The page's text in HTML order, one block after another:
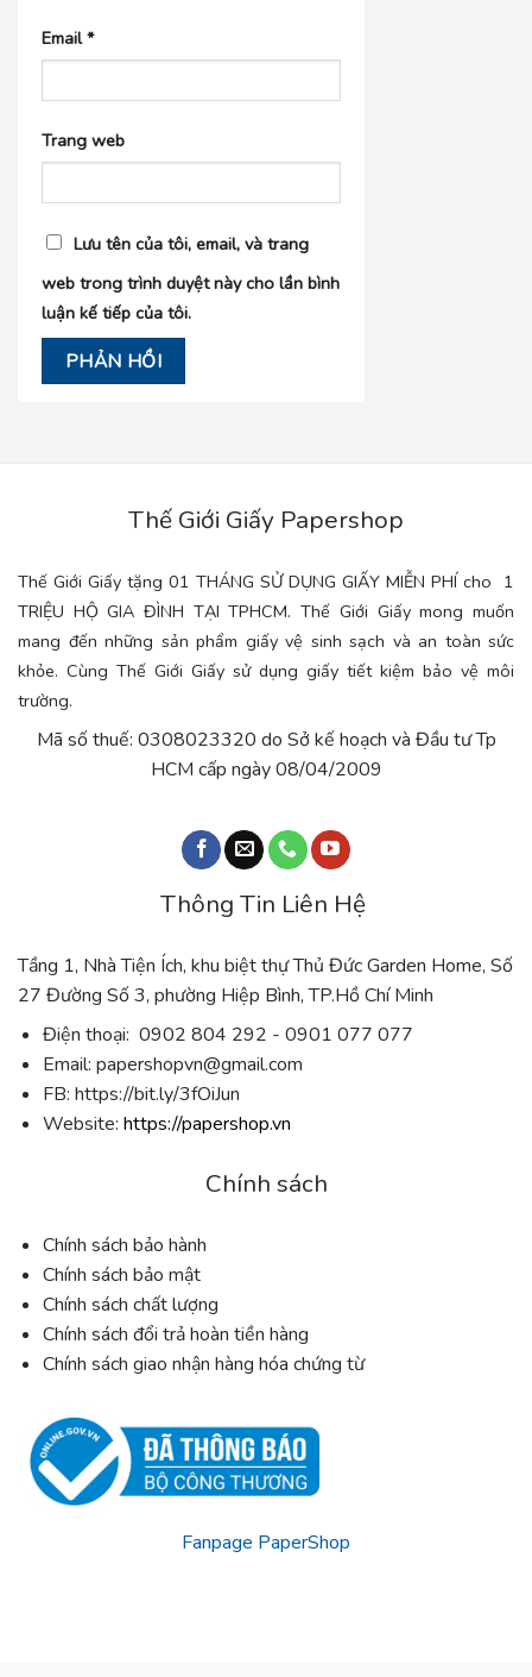
Email*
Trang web
Lưu tên của tôi, email, và trang
web trong trình duyệt này cho lần bình
luận kế tiếp của tôi.
Thế Giới Giấy Papershop
Thế Giới Giấy tặng 01 THÁNG SỬ DỤNG GIẤY MIỄN PHÍ cho 1
TRIỆU HỘ GIA ĐÌNH TẠI TPHCM. Thế Giới Giấy mong muốn
mang đến những sản phẩm giấy vệ sinh sạch và an toàn sức
khỏe. Cùng Thế Giới Giấy sử dụng giấy tiết kiệm bảo vệ môi
trường.
Mã số thuế: 0308023320 do Sở kế hoạch và Đầu tư Tp
HCM cấp ngày 08/04/2009
Thông Tin Liên Hệ
Tầng 1, Nhà Tiện Ích, khu biệt thự Thủ Đức Garden Home, Số
27 Đường Số 3, phường Hiệp Bình, TP.Hồ Chí Minh
Điện thoại: 0902 804 292 - 0901 077 077
Email: papershopvn@gmail.com
FB: https://bit.ly/3fOiJun
Website: https://papershop.vn
Chính sách
Chính sách bảo hành
Chính sách bảo mật
Chính sách chất lượng
Chính sách đổi trả hoàn tiền hàng
Chính sách giao nhận hàng hóa chứng từ
Fanpage PaperShop